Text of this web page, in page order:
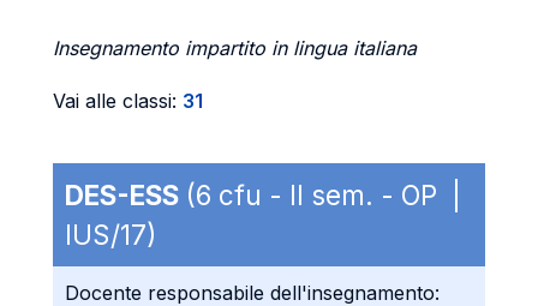
Insegnamento impartito in lingua italiana
Vai alle classi: 31
DES-ESS (6 cfu - II sem. - OP |
IUS/17)
Docente responsabile dell'insegnamento: